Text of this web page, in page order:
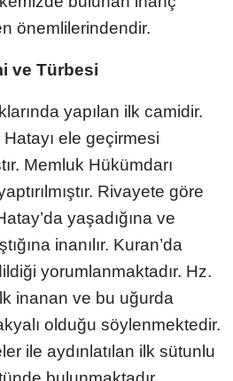
önemlilerindendir.
ve Türbesi
yapılan ilk camidir.
ele geçirmesi
Memluk Hükümdarı
Rivayete göre
yaşadığına ve
inanılır. Kuran’da
yorumlanmaktadır. Hz.
inanan ve bu uğurda
olduğu söylenmektedir.
ile aydınlatılan ilk sütunlu